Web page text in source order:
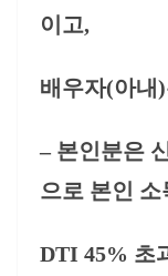
이고,
배우자(아내
– 본인분은
으로 본인
DTI 45% 초